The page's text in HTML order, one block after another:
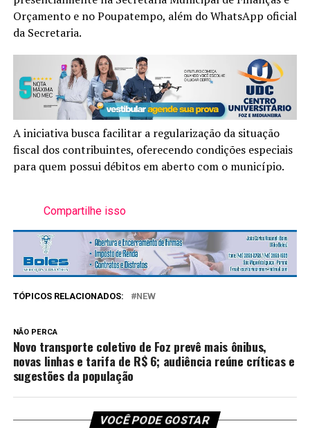
Orçamento e no Poupatempo, além do WhatsApp oficial
da Secretaria.
A iniciativa busca facilitar a regularização da situação
fiscal dos contribuintes, oferecendo condições especiais
para quem possui débitos em aberto com o município.
Compartilhe isso
TÓPICOS RELACIONADOS: NEW
NÃO PERCA
Novo transporte coletivo de Foz prevê mais ônibus,
novas linhas e tarifa de R$ 6; audiência reúne críticas e
sugestões da população
VOCÊ PODE GOSTAR